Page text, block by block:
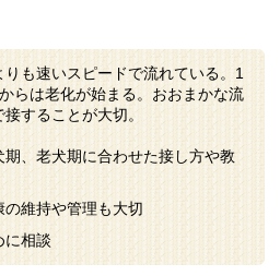
も速いスピードで流れている。1
らは老化が始まる。おおまかな流
することが大切。
、老犬期に合わせた接し方や教
維持や管理も大切
に相談